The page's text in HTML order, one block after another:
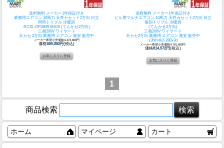
送料無料 メーカー1年保証付き
業務用エアコン 10馬力 天井カセット2方向 日立
同時トリプル 冷暖房
RCID-GP280RSHG5 (てんかせ2方向)
三相200V ワイヤード
天カセ 2方向 業務用 エアコン 激安 販売中
メーカー希望小売価格4,474,800円
価格559,350円(税込)
送料無料 メーカー1年保証付き
ビル用マルチエアコン 10馬力 天井カセット2方向 日立
個別トリプル 冷暖房
(てんかせ2方向)
三相200V ワイヤード
天カセ2方向 業務用 エアコン 激安 販売中
z3hfmtk2-280x3d
メーカー希望小売価格4,791,600円
価格814,572円(税込)
1
商品検索
ホーム マイページ カート